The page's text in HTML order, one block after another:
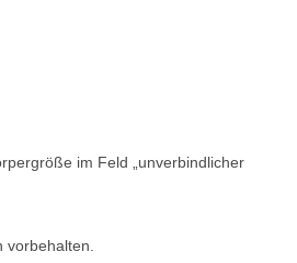
im Feld „unverbindlicher
vorbehalten.